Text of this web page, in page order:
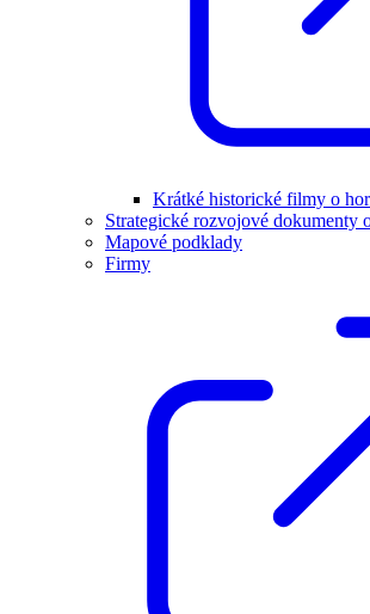
Krátké historické filmy o
Strategické rozvojové dokumenty
Mapové podklady
Firmy